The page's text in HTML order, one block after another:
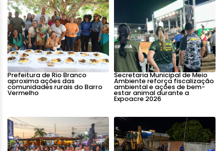
Prefeitura de Rio Branco
aproxima ações das
comunidades rurais do Barro
Vermelho
Secretaria Municipal de Meio
Ambiente reforça fiscalização
ambiental e ações de bem-
estar animal durante a
Expoacre 2026